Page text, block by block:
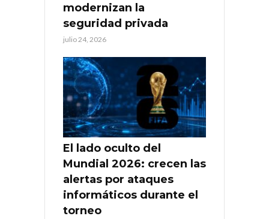
modernizan la
seguridad privada
julio 24, 2026
El lado oculto del
Mundial 2026: crecen las
alertas por ataques
informáticos durante el
torneo